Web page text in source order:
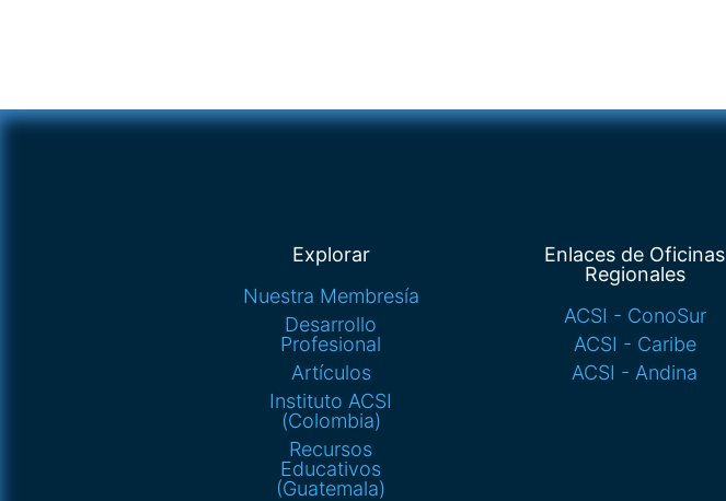
Enlaces de Oficinas
Regionales
ACSI - ConoSur
ACSI - Caribe
ACSI - Andina
Explorar
Nuestra Membresía
Desarrollo
Profesional
Artículos
Instituto ACSI
(Colombia)
Recursos
Educativos
(Guatemala)